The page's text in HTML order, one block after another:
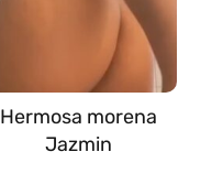
Hermosa morena
Jazmin